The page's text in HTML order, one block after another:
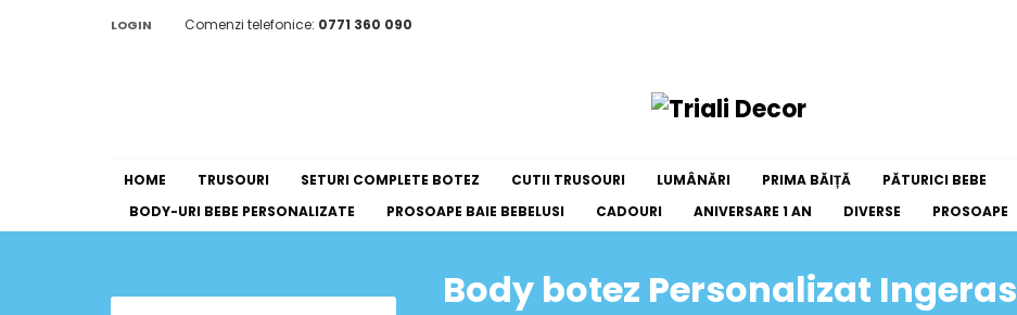
LOGIN Comenzi telefonice: 0771 360 090
HOME TRUSOURI SETURI COMPLETE BOTEZ CUTII TRUSOURI LUMÂNĂRI PRIMA BĂIȚĂ PĂTURICI BEBE
BODY-URI BEBE PERSONALIZATE
PROSOAPE BAIE BEBELUSI CADOURI ANIVERSARE 1 AN DIVERSE PROSOAPE
Body botez Personalizat Ingeras